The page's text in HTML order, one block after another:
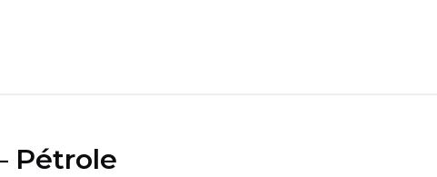
Pétrole